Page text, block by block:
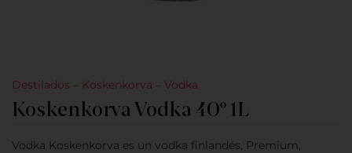
Destilados Koskenkorva Vodka
Koskenkorva Vodka 40º 1L
Vodka Koskenkorva es un vodka finlandés, Premium,